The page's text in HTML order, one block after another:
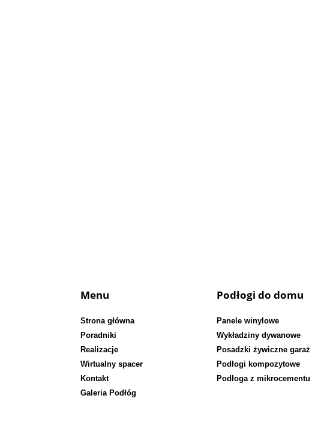
Menu
Strona główna
Poradniki
Realizacje
Wirtualny spacer
Kontakt
Galeria Podłóg
Podłogi do domu
Panele winylowe
Wykładziny dywanowe
Posadzki żywiczne garaż
Podłogi kompozytowe
Podłoga z mikrocementu